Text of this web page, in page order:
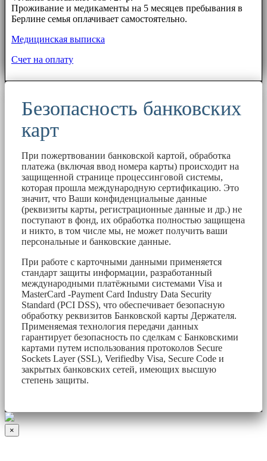
Проживание и медикаменты на 5 месяцев пребывания в
Берлине семья оплачивает самостоятельно.
Медицинская выписка
Счет на оплату
Безопасность банковских
карт
При пожертвовании банковской картой, обработка
платежа (включая ввод номера карты) происходит на
защищенной странице процессинговой системы,
которая прошла международную сертификацию. Это
значит, что Ваши конфиденциальные данные
(реквизиты карты, регистрационные данные и др.) не
поступают в фонд, их обработка полностью защищена
и никто, в том числе мы, не может получить ваши
персональные и банковские данные.
При работе с карточными данными применяется
стандарт защиты информации, разработанный
международными платёжными системами Visa и
MasterCard -Payment Card Industry Data Security
Standard (PCI DSS), что обеспечивает безопасную
обработку реквизитов Банковской карты Держателя.
Применяемая технология передачи данных
гарантирует безопасность по сделкам с Банковскими
картами путем использования протоколов Secure
Sockets Layer (SSL), Verifiedby Visa, Secure Code и
закрытых банковских сетей, имеющих высшую
степень защиты.
×